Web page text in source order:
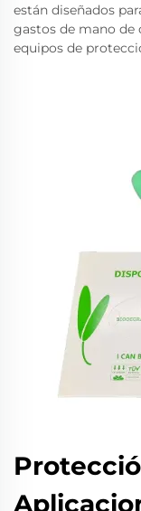
están diseñados
gastos de mano de
equipos de